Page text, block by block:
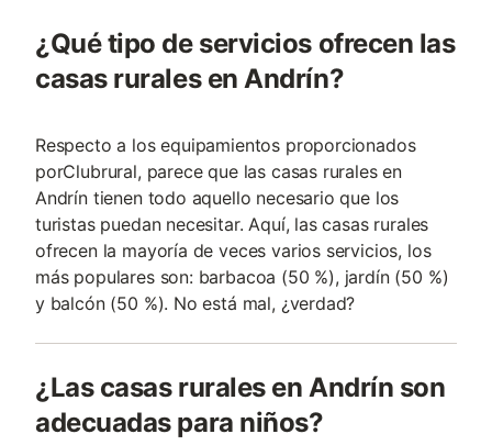
¿Qué tipo de servicios ofrecen las
casas rurales en Andrín?
Respecto a los equipamientos proporcionados
porClubrural, parece que las casas rurales en
Andrín tienen todo aquello necesario que los
turistas puedan necesitar. Aquí, las casas rurales
ofrecen la mayoría de veces varios servicios, los
más populares son: barbacoa (50 %), jardín (50 %)
y balcón (50 %). No está mal, ¿verdad?
¿Las casas rurales en Andrín son
adecuadas para niños?